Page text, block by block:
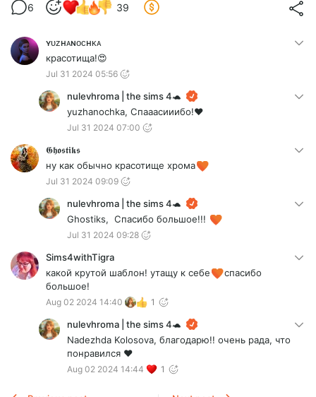
6 39
ʏᴜᴢʜᴀɴᴏᴄʜᴋᴀ
красотища!😍
Jul 31 2024 05:56
nulevhroma | the sims 4🐢
yuzhanochka, Спааасииибо!❤️
Jul 31 2024 07:00
𝕲𝖍𝖔𝖘𝖙𝖎𝖐𝖘
ну как обычно красотище хрома
Jul 31 2024 09:09
nulevhroma | the sims 4🐢
Ghostiks, Спасибо большое!!!
Jul 31 2024 09:28
Sims4withTigra
какой крутой шаблон! утащу к себе
спасибо
большое!
Aug 02 2024 14:40 1
nulevhroma | the sims 4🐢
Nadezhda Kolosova, благодарю!! очень рада, что
понравился ❤️
Aug 02 2024 14:44 1